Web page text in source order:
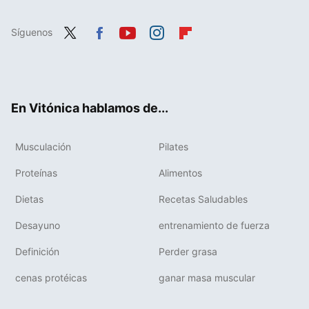
Síguenos
En Vitónica hablamos de...
Musculación Pilates
Proteínas Alimentos
Dietas Recetas Saludables
Desayuno entrenamiento de fuerza
Definición Perder grasa
cenas protéicas ganar masa muscular